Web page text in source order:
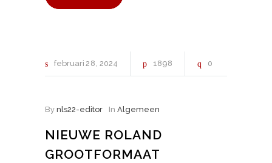
februari 28 2024 1898 0
By nls22-editor In Algemeen
NIEUWE ROLAND
GROOTFORMAAT